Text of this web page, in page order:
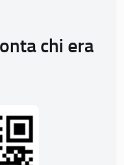
chi era